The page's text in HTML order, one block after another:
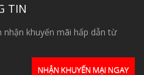
TIN
khuyến mãi hấp dẫn từ